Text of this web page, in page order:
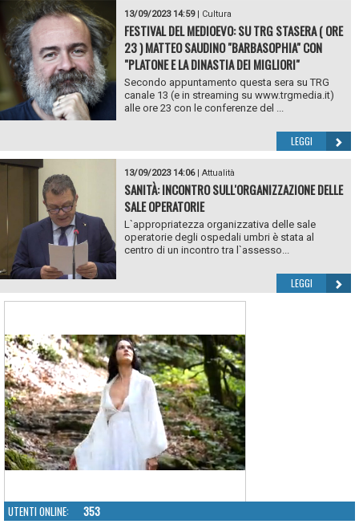
13/09/2023 14:59| Cultura
FESTIVAL DEL MEDIOEVO: SU TRG STASERA ( ORE
23 ) MATTEO SAUDINO "BARBASOPHIA" CON
"PLATONE E LA DINASTIA DEI MIGLIORI"
Secondo appuntamento questa sera su TRG
canale 13 (e in streaming su www.trgmedia.it)
alle ore 23 con le conferenze del ...
LEGGI
13/09/2023 14:06| Attualità
SANITÀ: INCONTRO SULL'ORGANIZZAZIONE DELLE
SALE OPERATORIE
L`appropriatezza organizzativa delle sale
operatorie degli ospedali umbri è stata al
centro di un incontro tra l`assesso...
LEGGI
UTENTI ONLINE: 353